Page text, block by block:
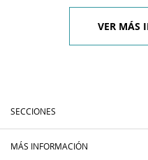
VER MÁS
SECCIONES
MÁS INFORMACIÓN